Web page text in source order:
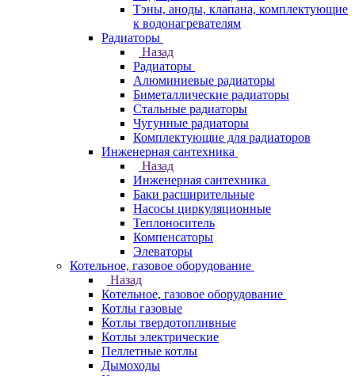
Тэны, аноды, клапана, комплектующие
к водонагревателям
Радиаторы
Назад
Радиаторы
Алюминиевые радиаторы
Биметаллические радиаторы
Стальные радиаторы
Чугунные радиаторы
Комплектующие для радиаторов
Инженерная сантехника
Назад
Инженерная сантехника
Баки расширительные
Насосы циркуляционные
Теплоноситель
Компенсаторы
Элеваторы
Котельное, газовое оборудование
Назад
Котельное, газовое оборудование
Котлы газовые
Котлы твердотопливные
Котлы электрические
Пеллетные котлы
Дымоходы